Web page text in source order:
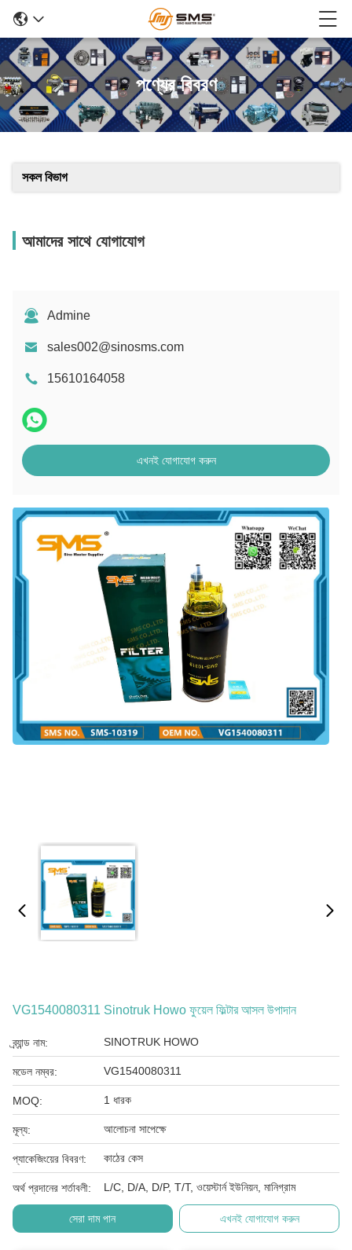
পণ্যের বিবরণ
সকল বিভাগ
আমাদের সাথে যোগাযোগ
Admine
sales002@sinosms.com
15610164058
এখনই যোগাযোগ করুন
VG1540080311 Sinotruk Howo ফুয়েল ফিল্টার আসল উপাদান
ব্র্যান্ড নাম: SINOTRUK HOWO
মডেল নম্বর: VG1540080311
MOQ: 1 ধারক
মূল্য: আলোচনা সাপেক্ষে
প্যাকেজিংয়ের বিবরণ: কাঠের কেস
অর্থ প্রদানের শর্তাবলী: L/C, D/A, D/P, T/T, ওয়েস্টার্ন ইউনিয়ন, মানিগ্রাম
সেরা দাম পান এখনই যোগাযোগ করুন